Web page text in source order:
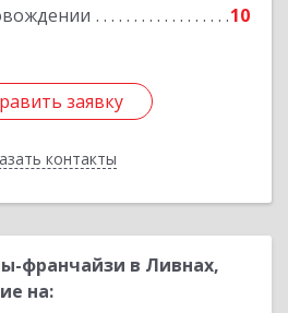
10
заявку
контакты
заявку
Назад
франчайзи в Ливнах,
на: